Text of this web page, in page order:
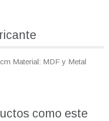
Material: MDF y Metal
como este